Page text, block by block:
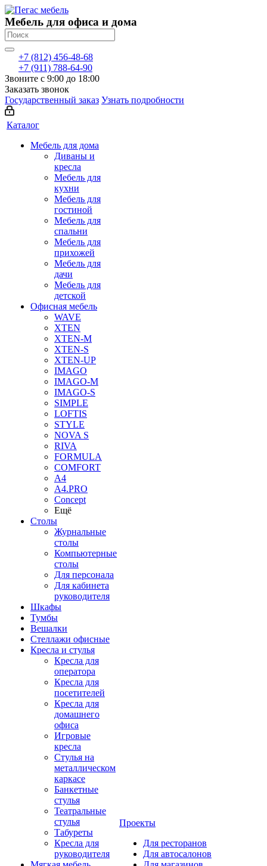
Мебель для офиса и дома
+7 (812) 456-48-68
+7 (911) 788-64-90
Звоните с 9:00 до 18:00
Заказать звонок
Государственный заказ Узнать подробности
Каталог
Мебель для дома
Диваны и
кресла
Мебель для
кухни
Мебель для
гостиной
Мебель для
спальни
Мебель для
прихожей
Мебель для
дачи
Мебель для
детской
Офисная мебель
WAVE
XTEN
XTEN-M
XTEN-S
XTEN-UP
IMAGO
IMAGO-M
IMAGO-S
SIMPLE
LOFTIS
STYLE
NOVA S
RIVA
FORMULA
COMFORT
A4
A4.PRO
Concept
Ещё
Столы
Журнальные
столы
Компьютерные
столы
Для персонала
Для кабинета
руководителя
Шкафы
Тумбы
Вешалки
Стеллажи офисные
Кресла и стулья
Кресла для
оператора
Кресла для
посетителей
Кресла для
домашнего
офиса
Игровые
кресла
Стулья на
металлическом
каркасе
Банкетные
стулья
Театральные
стулья
Табуреты
Кресла для
руководителя
Проекты
Для ресторанов
Для автосалонов